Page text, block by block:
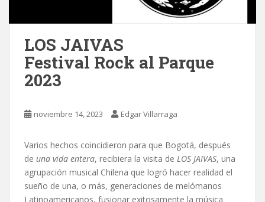
LOS JAIVAS
Festival Rock al Parque
2023
noviembre 14, 2023 Edgar Villarraga
Varios hechos coincidieron para que Bogotá, después
de una vida entera, recibiera la visita de LOS JAIVAS, una
agrupación musical Chilena que logró hacer realidad el
sueño de una, o más, generaciones de melómanos
Latinoamericanos, fusionar exitosamente la música